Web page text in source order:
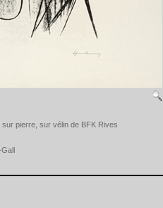
pierre, sur vélin de BFK Rives